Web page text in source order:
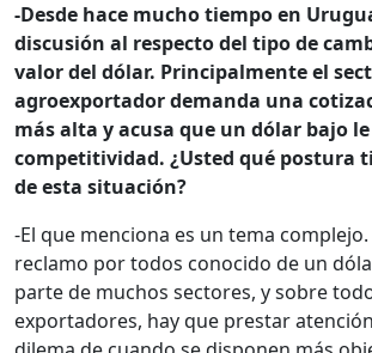
-Desde hace mucho tiempo en
discusión al respecto del tipo de
valor del dólar. Principalmente el
agroexportador demanda una
más alta y acusa que un dólar bajo
competitividad. ¿Usted qué postura
de esta situación?
-El que menciona es un tema
reclamo por todos conocido de un
parte de muchos sectores, y sobre
exportadores, hay que prestar